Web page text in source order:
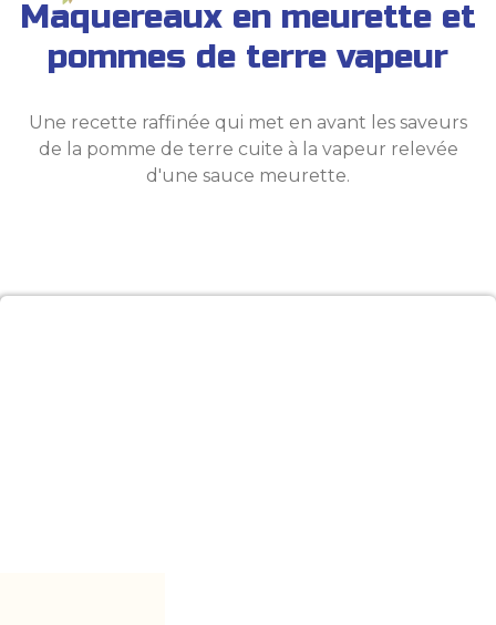
Maquereaux en meurette et
pommes de terre vapeur
Une recette raffinée qui met en avant les saveurs
de la pomme de terre cuite à la vapeur relevée
d'une sauce meurette.